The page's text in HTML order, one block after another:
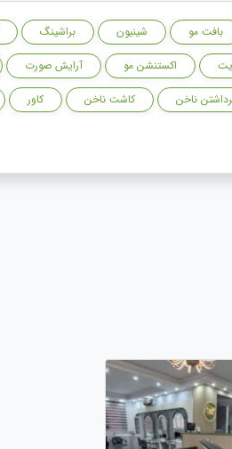
بافت مو شینیون براشینگ
اکستنشن مو آرایش صورت
ناخن کاشت ناخن کاور